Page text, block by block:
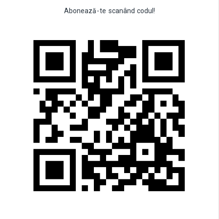
Abonează-te scanând codul!